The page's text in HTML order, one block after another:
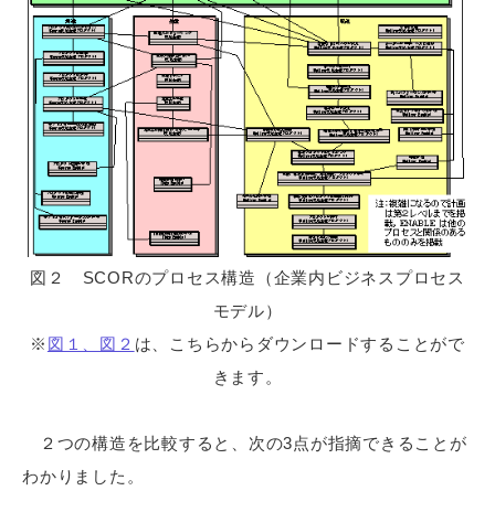
図２ SCORのプロセス構造（企業内ビジネスプロセス
モデル）
※ 図１、図２ は、こちらからダウンロードすることがで
きます。
２つの構造を比較すると、次の3点が指摘できることが
わかりました。